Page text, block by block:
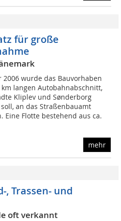
für große
2006 wurde das Bauvorhaben
langen Autobahnabschnitt,
Kliplev und Sønderborg
an das Straßenbauamt
Eine Flotte bestehend aus ca.
mehr
, Trassen- und
oft verkannt